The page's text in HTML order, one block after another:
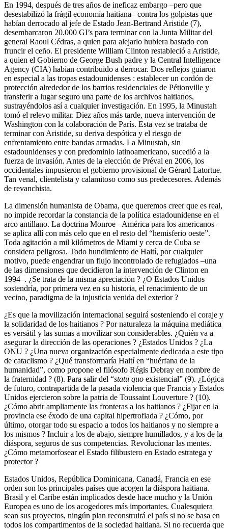
En 1994, después de tres años de ineficaz embargo –pero que
desestabilizó la frágil economía haitiana– contra los golpistas que
habían derrocado al jefe de Estado Jean-Bertrand Aristide (7),
desembarcaron 20.000 GI’s para terminar con la Junta Militar del
general Raoul Cédras, a quien para alejarlo hubiera bastado con
fruncir el ceño. El presidente William Clinton restableció a Aristide,
a quien el Gobierno de George Bush padre y la Central Intelligence
Agency (CIA) habían contribuido a derrocar. Dos reflejos guiaron
en especial a las tropas estadounidenses : establecer un cordón de
protección alrededor de los barrios residenciales de Pétionville y
transferir a lugar seguro una parte de los archivos haitianos,
sustrayéndolos así a cualquier investigación. En 1995, la Minustah
tomó el relevo militar. Diez años más tarde, nueva intervención de
Washington con la colaboración de París. Esta vez se trataba de
terminar con Aristide, su deriva despótica y el riesgo de
enfrentamiento entre bandas armadas. La Minustah, sin
estadounidenses y con predominio latinoamericano, sucedió a la
fuerza de invasión. Antes de la elección de Préval en 2006, los
occidentales impusieron el gobierno provisional de Gérard Latortue.
Tan venal, clientelista y calamitoso como sus predecesores. Además
de revanchista.
La dimensión humanista de Obama, que queremos creer que es real,
no impide recordar la constancia de la política estadounidense en el
arco antillano. La doctrina Monroe –América para los americanos–
se aplica allí con más celo que en el resto del “hemisferio oeste”.
Toda agitación a mil kilómetros de Miami y cerca de Cuba se
considera peligrosa. Todo hundimiento de Haití, por cualquier
motivo, puede engendrar un flujo incontrolado de refugiados –una
de las dimensiones que decidieron la intervención de Clinton en
1994–. ¿Se trata de la misma apreciación ? ¿O Estados Unidos
sostendría, por primera vez en su historia, el renacimiento de un
vecino, paradigma de la injusticia venida del exterior ?
¿Es que la movilización internacional seguirá sosteniendo el coraje y
la solidaridad de los haitianos ? Por naturaleza la máquina mediática
es versátil y las sumas a movilizar son considerables. ¿Quién va a
asegurar la dirección de las operaciones ? ¿Estados Unidos ? ¿La
ONU ? ¿Una nueva organización especialmente dedicada a este tipo
de cataclismo ? ¿Qué transformaría Haití en “huérfana de la
humanidad”, como propone el filósofo Régis Debray en nombre de
la fraternidad ? (8). Para salir del “statu quo existencial” (9). ¿Lógica
de futuro, contrapartida de la pasada violencia que Francia y Estados
Unidos ejercieron sobre la patria de Toussaint Louverture ? (10).
¿Cómo abrir ampliamente las fronteras a los haitianos ? ¿Fijar en la
provincia ese éxodo de una capital hipertrofiada ? ¿Cómo, por
último, otorgar todo su espacio a todos los haitianos y no siempre a
los mismos ? Incluir a los de abajo, siempre humillados, y a los de la
diáspora, seguros de sus competencias. Revolucionar las mentes.
¿Cómo metamorfosear el Estado filibustero en Estado estratega y
protector ?
Estados Unidos, República Dominicana, Canadá, Francia en ese
orden son los principales países que acogen la diáspora haitiana.
Brasil y el Caribe están implicados desde hace mucho y la Unión
Europea es uno de los acogedores más importantes. Cualesquiera
sean sus proyectos, ningún plan reconstruirá el país si no se basa en
todos los compartimentos de la sociedad haitiana. Si no recuerda que